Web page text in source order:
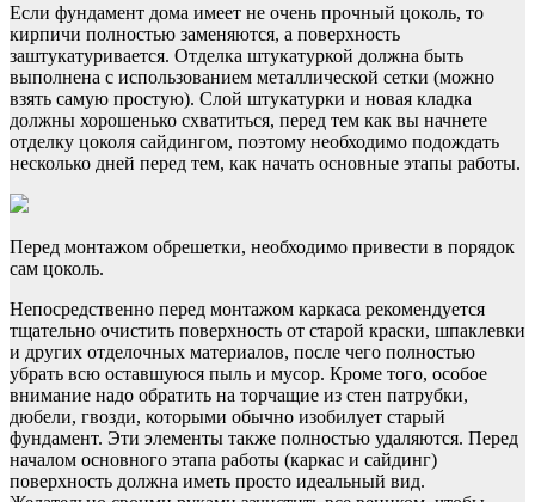
Если фундамент дома имеет не очень прочный цоколь, то
кирпичи полностью заменяются, а поверхность
заштукатуривается. Отделка штукатуркой должна быть
выполнена с использованием металлической сетки (можно
взять самую простую). Слой штукатурки и новая кладка
должны хорошенько схватиться, перед тем как вы начнете
отделку цоколя сайдингом, поэтому необходимо подождать
несколько дней перед тем, как начать основные этапы работы.
Перед монтажом обрешетки, необходимо привести в порядок
сам цоколь.
Непосредственно перед монтажом каркаса рекомендуется
тщательно очистить поверхность от старой краски, шпаклевки
и других отделочных материалов, после чего полностью
убрать всю оставшуюся пыль и мусор. Кроме того, особое
внимание надо обратить на торчащие из стен патрубки,
дюбели, гвозди, которыми обычно изобилует старый
фундамент. Эти элементы также полностью удаляются. Перед
началом основного этапа работы (каркас и сайдинг)
поверхность должна иметь просто идеальный вид.